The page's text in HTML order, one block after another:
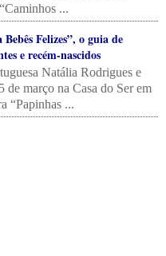
...
Felizes”, o guia de
e recém-nascidos
Natália Rodrigues e
de março na Casa do Ser em
“Papinhas ...